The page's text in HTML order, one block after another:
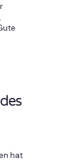
hat